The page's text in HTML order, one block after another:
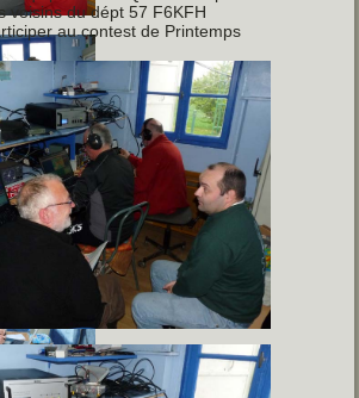
voisins du dépt 57 F6KFH
au contest de Printemps